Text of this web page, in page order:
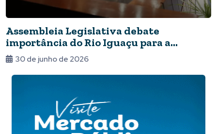
Assembleia Legislativa debate
importância do Rio Iguaçu para a
sociedade paranaense
30 de junho de 2026